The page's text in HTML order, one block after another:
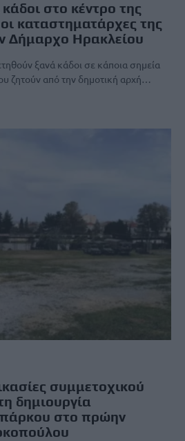
στο κέντρο της
καταστηματάρχες της
Δήμαρχο Ηρακλείου
ξανά κάδοι σε κάποια σημεία
ζητούν από την δημοτική αρχή…
συμμετοχικού
δημιουργία
πάρκου στο πρώην